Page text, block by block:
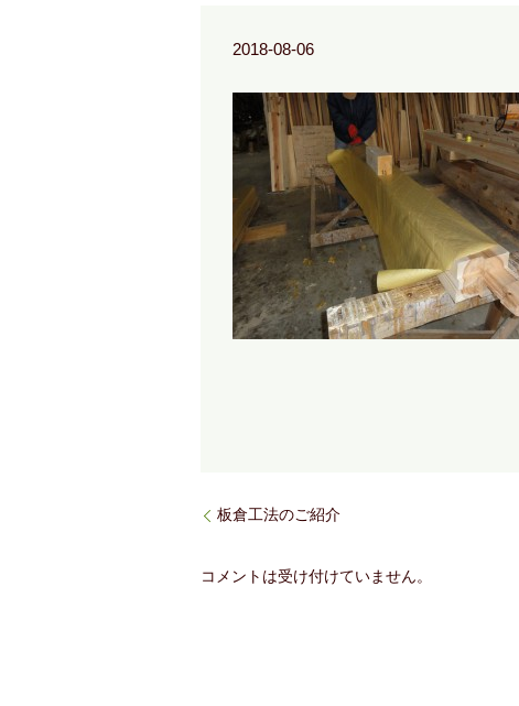
2018-08-06
板倉工法のご紹介
コメントは受け付けていません。